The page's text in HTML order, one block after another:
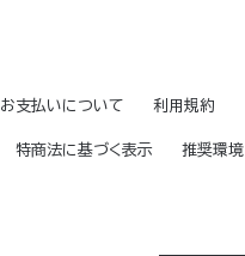
お支払いについて 利用規約
特商法に基づく表示 推奨環境